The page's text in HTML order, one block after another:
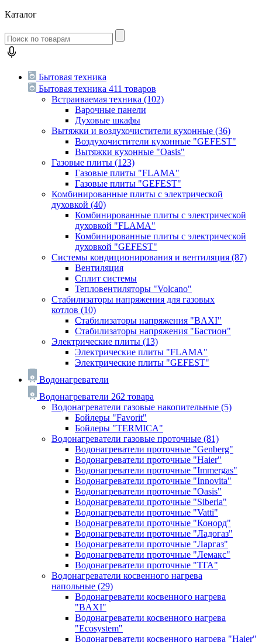
Каталог
Бытовая техника
Бытовая техника 411 товаров
Встраиваемая техника (102)
Варочные панели
Духовые шкафы
Вытяжки и воздухочистители кухонные (36)
Воздухочистители кухонные "GEFEST"
Вытяжки кухонные "Oasis"
Газовые плиты (123)
Газовые плиты "FLAMA"
Газовые плиты "GEFEST"
Комбинированные плиты с электрической
духовкой (40)
Комбинированные плиты с электрической
духовкой "FLAMA"
Комбинированные плиты с электрической
духовкой "GEFEST"
Системы кондиционирования и вентиляция (87)
Вентиляция
Сплит системы
Тепловентиляторы "Volcano"
Стабилизаторы напряжения для газовых
котлов (10)
Стабилизаторы напряжения "BAXI"
Стабилизаторы напряжения "Бастион"
Электрические плиты (13)
Электрические плиты "FLAMA"
Электрические плиты "GEFEST"
Водонагреватели
Водонагреватели 262 товара
Водонагреватели газовые накопительные (5)
Бойлеры "Favorit"
Бойлеры "TERMICA"
Водонагреватели газовые проточные (81)
Водонагреватели проточные "Genberg"
Водонагреватели проточные "Haier"
Водонагреватели проточные "Immergas"
Водонагреватели проточные "Innovita"
Водонагреватели проточные "Oasis"
Водонагреватели проточные "Siberia"
Водонагреватели проточные "Vatti"
Водонагреватели проточные "Конорд"
Водонагреватели проточные "Ладогаз"
Водонагреватели проточные "Ларгаз"
Водонагреватели проточные "Лемакс"
Водонагреватели проточные "ТГА"
Водонагреватели косвенного нагрева
напольные (29)
Водонагреватели косвенного нагрева
"BAXI"
Водонагреватели косвенного нагрева
"Ecosystem"
Водонагреватели косвенного нагрева "Haier"